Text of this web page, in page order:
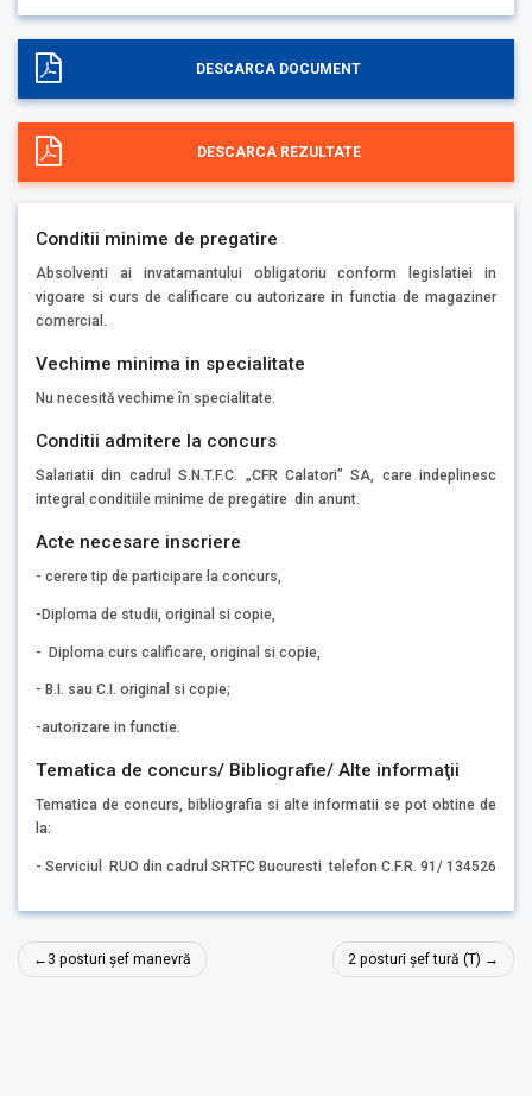
DESCARCA DOCUMENT
DESCARCA REZULTATE
Conditii minime de pregatire
Absolventi ai invatamantului obligatoriu conform legislatiei in
vigoare si curs de calificare cu autorizare in functia de magaziner
comercial.
Vechime minima in specialitate
Nu necesită vechime în specialitate.
Conditii admitere la concurs
Salariatii din cadrul S.N.T.F.C. „CFR Calatori” SA, care indeplinesc
integral conditiile minime de pregatire din anunt.
Acte necesare inscriere
- cerere tip de participare la concurs,
-Diploma de studii, original si copie,
- Diploma curs calificare, original si copie,
- B.I. sau C.I. original si copie;
-autorizare in functie.
Tematica de concurs/ Bibliografie/ Alte informaţii
Tematica de concurs, bibliografia si alte informatii se pot obtine de
la:
- Serviciul RUO din cadrul SRTFC Bucuresti telefon C.F.R. 91/ 134526
Navigare
în
3 posturi șef manevră 2 posturi șef tură (T)